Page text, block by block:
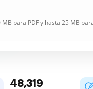
para PDF y hasta 25 MB para
48,321